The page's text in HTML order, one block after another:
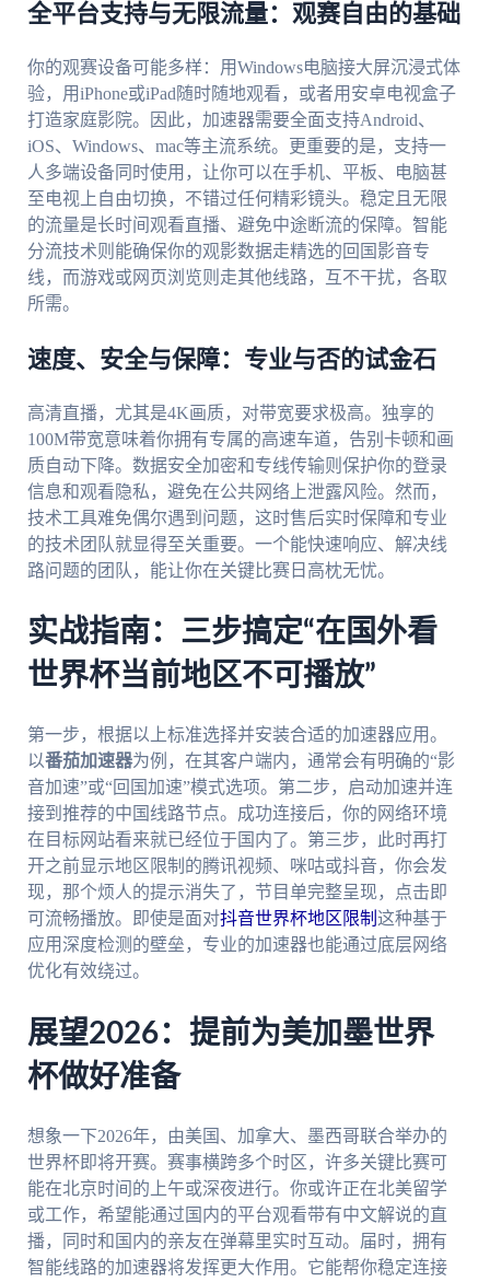
全平台支持与无限流量：观赛自由的基础
你的观赛设备可能多样：用Windows电脑接大屏沉浸式体
验，用iPhone或iPad随时随地观看，或者用安卓电视盒子
打造家庭影院。因此，加速器需要全面支持Android、
iOS、Windows、mac等主流系统。更重要的是，支持一
人多端设备同时使用，让你可以在手机、平板、电脑甚
至电视上自由切换，不错过任何精彩镜头。稳定且无限
的流量是长时间观看直播、避免中途断流的保障。智能
分流技术则能确保你的观影数据走精选的回国影音专
线，而游戏或网页浏览则走其他线路，互不干扰，各取
所需。
速度、安全与保障：专业与否的试金石
高清直播，尤其是4K画质，对带宽要求极高。独享的
100M带宽意味着你拥有专属的高速车道，告别卡顿和画
质自动下降。数据安全加密和专线传输则保护你的登录
信息和观看隐私，避免在公共网络上泄露风险。然而，
技术工具难免偶尔遇到问题，这时售后实时保障和专业
的技术团队就显得至关重要。一个能快速响应、解决线
路问题的团队，能让你在关键比赛日高枕无忧。
实战指南：三步搞定“在国外看
世界杯当前地区不可播放”
第一步，根据以上标准选择并安装合适的加速器应用。
以番茄加速器为例，在其客户端内，通常会有明确的“影
音加速”或“回国加速”模式选项。第二步，启动加速并连
接到推荐的中国线路节点。成功连接后，你的网络环境
在目标网站看来就已经位于国内了。第三步，此时再打
开之前显示地区限制的腾讯视频、咪咕或抖音，你会发
现，那个烦人的提示消失了，节目单完整呈现，点击即
可流畅播放。即使是面对抖音世界杯地区限制 这种基于
应用深度检测的壁垒，专业的加速器也能通过底层网络
优化有效绕过。
展望2026：提前为美加墨世界
杯做好准备
想象一下2026年，由美国、加拿大、墨西哥联合举办的
世界杯即将开赛。赛事横跨多个时区，许多关键比赛可
能在北京时间的上午或深夜进行。你或许正在北美留学
或工作，希望能通过国内的平台观看带有中文解说的直
播，同时和国内的亲友在弹幕里实时互动。届时，拥有
智能线路的加速器将发挥更大作用。它能帮你稳定连接